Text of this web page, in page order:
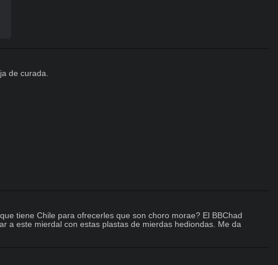
de curada.
tiene Chile para ofrecerles que son choro morae? El BBChad
a este mierdal con estas plastas de mierdas hediondas. Me da